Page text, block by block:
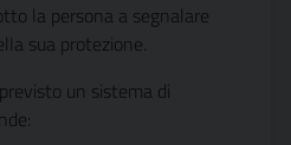
la persona a segnalare
sua protezione.
un sistema di